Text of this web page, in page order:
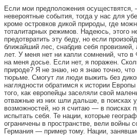
Если мои предположения осуществятся,
невероятные события, тогда у нас для
кроме островков дикой природы, где
тоталитарных режимов. Надеюсь, этого
предотвратить эту беду, но если
ближайший лес, снабдив себя
лет. У меня нет ни капли сомнений, что
на меня досье. Если нет, я поражен.
природе? Я не знаю, но я знаю точно,
тюрьме. Смогут ли люди выжить без
наглядности обратимся к истории
того, как европейцы заселяли свой
отважные из них шли дальше, в поисках
возможностей, но я считаю — в поисках
испытать себя. Те нации, которые
ограничены в пространстве, вели войны
Германия — пример тому. Нации,